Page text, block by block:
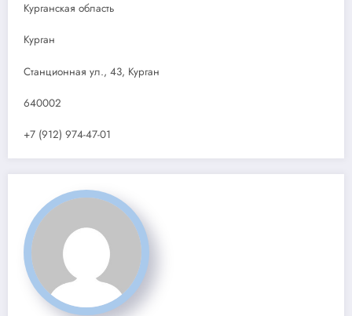
Курганская область
Курган
Станционная ул., 43, Курган
640002
+7 (912) 974-47-01